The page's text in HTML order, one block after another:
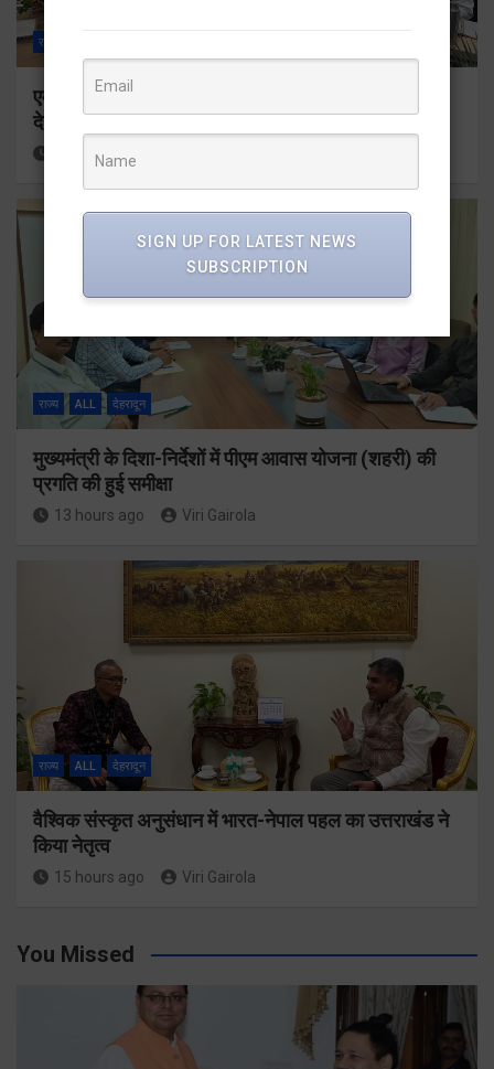
राज्य
एमडीडीए बोर्ड बैठक में 25 विकास प्रस्तावों को मिली मंजूरी,
देहरादून-मसूरी के नियोजित विकास को मिलेगी रफ्तार
12 hours ago
राज्य ALL देहरादून
मुख्यमंत्री के दिशा-निर्देशों में पीएम आवास योजना (शहरी) की
प्रगति की हुई समीक्षा
13 hours ago Viri Gairola
राज्य ALL देहरादून
वैश्विक संस्कृत अनुसंधान में भारत-नेपाल पहल का उत्तराखंड ने
किया नेतृत्व
15 hours ago Viri Gairola
You Missed
SIGN UP FOR LATEST NEWS
SUBSCRIPTION